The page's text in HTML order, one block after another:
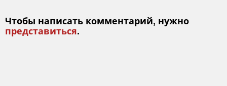
Чтобы написать комментарий, нужно
представиться.